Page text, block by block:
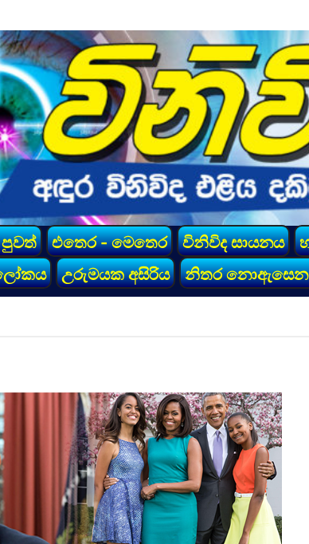
එතෙර - මෙතෙර විනිවිද සායනය
උරුමයක අසිරිය නිතර නොඇසෙන